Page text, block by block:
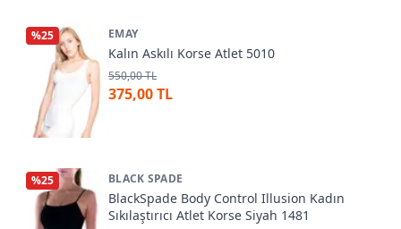
%25 EMAY
Kalın Askılı Korse Atlet 5010
550,00 TL
375,00 TL
%25 BLACK SPADE
BlackSpade Body Control Illusion Kadın
Sıkılaştırıcı Atlet Korse Siyah 1481